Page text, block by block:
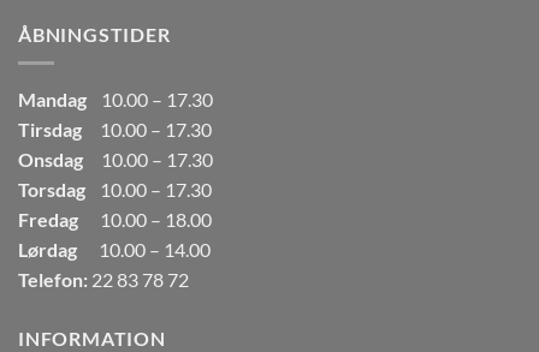
ÅBNINGSTIDER
Mandag
10.00 – 17.30
Tirsdag
10.00 – 17.30
Onsdag
10.00 – 17.30
Torsdag
10.00 – 17.30
Fredag
10.00 – 18.00
Lørdag
10.00 – 14.00
Telefon: 22 83 78 72
INFORMATION